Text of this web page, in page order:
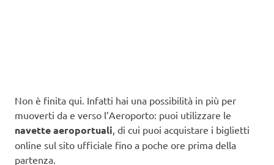
Non è finita qui. Infatti hai una possibilità in più per
muoverti da e verso l’Aeroporto: puoi utilizzare le
navette aeroportuali, di cui puoi acquistare i biglietti
online sul sito ufficiale fino a poche ore prima della
partenza.